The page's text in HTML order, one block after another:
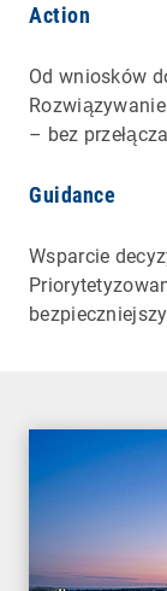
Action
Od wniosków
– bez
Guidance
Wsparcie